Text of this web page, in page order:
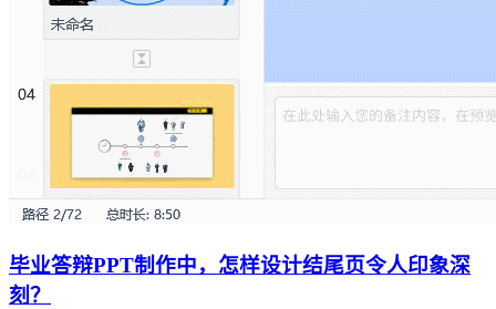
毕业答辩PPT制作中，怎样设计结尾页令人印象深
刻？